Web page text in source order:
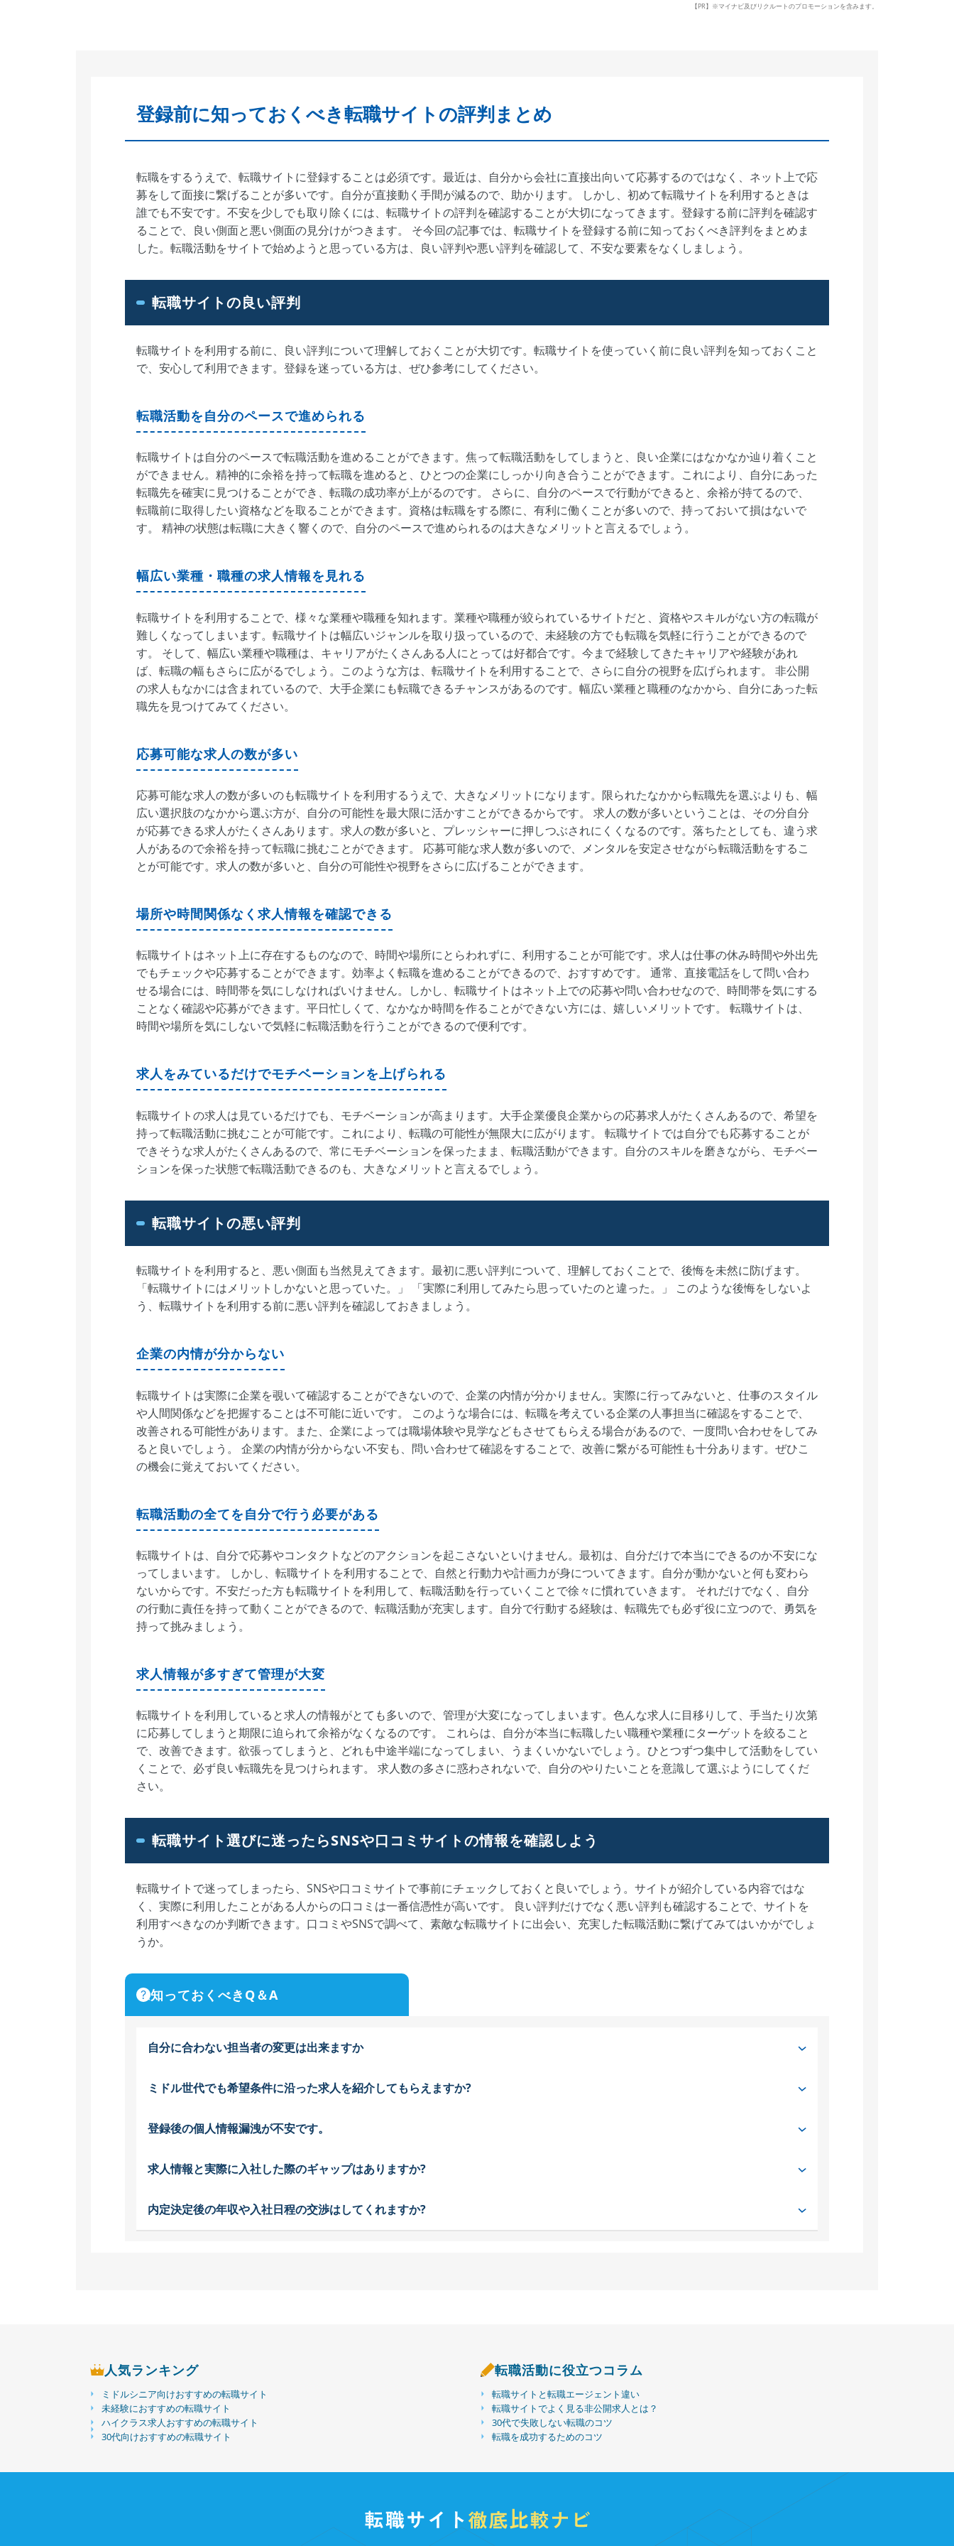
【PR】※マイナビ及びリクルートのプロモーションを含みます。
登録前に知っておくべき転職サイトの評判まとめ
転職をするうえで、転職サイトに登録することは必須です。最近は、自分から会社に直接出向いて応募するのではなく、ネット上で応
募をして面接に繋げることが多いです。自分が直接動く手間が減るので、助かります。 しかし、初めて転職サイトを利用するときは
誰でも不安です。不安を少しでも取り除くには、転職サイトの評判を確認することが大切になってきます。登録する前に評判を確認す
ることで、良い側面と悪い側面の見分けがつきます。 そ今回の記事では、転職サイトを登録する前に知っておくべき評判をまとめま
した。転職活動をサイトで始めようと思っている方は、良い評判や悪い評判を確認して、不安な要素をなくしましょう。
転職サイトの良い評判
転職サイトを利用する前に、良い評判について理解しておくことが大切です。転職サイトを使っていく前に良い評判を知っておくこと
で、安心して利用できます。登録を迷っている方は、ぜひ参考にしてください。
転職活動を自分のペースで進められる
転職サイトは自分のペースで転職活動を進めることができます。焦って転職活動をしてしまうと、良い企業にはなかなか辿り着くこと
ができません。精神的に余裕を持って転職を進めると、ひとつの企業にしっかり向き合うことができます。これにより、自分にあった
転職先を確実に見つけることができ、転職の成功率が上がるのです。 さらに、自分のペースで行動ができると、余裕が持てるので、
転職前に取得したい資格などを取ることができます。資格は転職をする際に、有利に働くことが多いので、持っておいて損はないで
す。 精神の状態は転職に大きく響くので、自分のペースで進められるのは大きなメリットと言えるでしょう。
幅広い業種・職種の求人情報を見れる
転職サイトを利用することで、様々な業種や職種を知れます。業種や職種が絞られているサイトだと、資格やスキルがない方の転職が
難しくなってしまいます。転職サイトは幅広いジャンルを取り扱っているので、未経験の方でも転職を気軽に行うことができるので
す。 そして、幅広い業種や職種は、キャリアがたくさんある人にとっては好都合です。今まで経験してきたキャリアや経験があれ
ば、転職の幅もさらに広がるでしょう。このような方は、転職サイトを利用することで、さらに自分の視野を広げられます。 非公開
の求人もなかには含まれているので、大手企業にも転職できるチャンスがあるのです。幅広い業種と職種のなかから、自分にあった転
職先を見つけてみてください。
応募可能な求人の数が多い
応募可能な求人の数が多いのも転職サイトを利用するうえで、大きなメリットになります。限られたなかから転職先を選ぶよりも、幅
広い選択肢のなかから選ぶ方が、自分の可能性を最大限に活かすことができるからです。 求人の数が多いということは、その分自分
が応募できる求人がたくさんあります。求人の数が多いと、プレッシャーに押しつぶされにくくなるのです。落ちたとしても、違う求
人があるので余裕を持って転職に挑むことができます。 応募可能な求人数が多いので、メンタルを安定させながら転職活動をするこ
とが可能です。求人の数が多いと、自分の可能性や視野をさらに広げることができます。
場所や時間関係なく求人情報を確認できる
転職サイトはネット上に存在するものなので、時間や場所にとらわれずに、利用することが可能です。求人は仕事の休み時間や外出先
でもチェックや応募することができます。効率よく転職を進めることができるので、おすすめです。 通常、直接電話をして問い合わ
せる場合には、時間帯を気にしなければいけません。しかし、転職サイトはネット上での応募や問い合わせなので、時間帯を気にする
ことなく確認や応募ができます。平日忙しくて、なかなか時間を作ることができない方には、嬉しいメリットです。 転職サイトは、
時間や場所を気にしないで気軽に転職活動を行うことができるので便利です。
求人をみているだけでモチベーションを上げられる
転職サイトの求人は見ているだけでも、モチベーションが高まります。大手企業優良企業からの応募求人がたくさんあるので、希望を
持って転職活動に挑むことが可能です。これにより、転職の可能性が無限大に広がります。 転職サイトでは自分でも応募することが
できそうな求人がたくさんあるので、常にモチベーションを保ったまま、転職活動ができます。自分のスキルを磨きながら、モチベー
ションを保った状態で転職活動できるのも、大きなメリットと言えるでしょう。
転職サイトの悪い評判
転職サイトを利用すると、悪い側面も当然見えてきます。最初に悪い評判について、理解しておくことで、後悔を未然に防げます。
「転職サイトにはメリットしかないと思っていた。」 「実際に利用してみたら思っていたのと違った。」 このような後悔をしないよ
う、転職サイトを利用する前に悪い評判を確認しておきましょう。
企業の内情が分からない
転職サイトは実際に企業を覗いて確認することができないので、企業の内情が分かりません。実際に行ってみないと、仕事のスタイル
や人間関係などを把握することは不可能に近いです。 このような場合には、転職を考えている企業の人事担当に確認をすることで、
改善される可能性があります。また、企業によっては職場体験や見学などもさせてもらえる場合があるので、一度問い合わせをしてみ
ると良いでしょう。 企業の内情が分からない不安も、問い合わせて確認をすることで、改善に繋がる可能性も十分あります。ぜひこ
の機会に覚えておいてください。
転職活動の全てを自分で行う必要がある
転職サイトは、自分で応募やコンタクトなどのアクションを起こさないといけません。最初は、自分だけで本当にできるのか不安にな
ってしまいます。 しかし、転職サイトを利用することで、自然と行動力や計画力が身についてきます。自分が動かないと何も変わら
ないからです。不安だった方も転職サイトを利用して、転職活動を行っていくことで徐々に慣れていきます。 それだけでなく、自分
の行動に責任を持って動くことができるので、転職活動が充実します。自分で行動する経験は、転職先でも必ず役に立つので、勇気を
持って挑みましょう。
求人情報が多すぎて管理が大変
転職サイトを利用していると求人の情報がとても多いので、管理が大変になってしまいます。色んな求人に目移りして、手当たり次第
に応募してしまうと期限に迫られて余裕がなくなるのです。 これらは、自分が本当に転職したい職種や業種にターゲットを絞ること
で、改善できます。欲張ってしまうと、どれも中途半端になってしまい、うまくいかないでしょう。ひとつずつ集中して活動をしてい
くことで、必ず良い転職先を見つけられます。 求人数の多さに惑わされないで、自分のやりたいことを意識して選ぶようにしてくだ
さい。
転職サイト選びに迷ったらSNSや口コミサイトの情報を確認しよう
転職サイトで迷ってしまったら、SNSや口コミサイトで事前にチェックしておくと良いでしょう。サイトが紹介している内容ではな
く、実際に利用したことがある人からの口コミは一番信憑性が高いです。 良い評判だけでなく悪い評判も確認することで、サイトを
利用すべきなのか判断できます。口コミやSNSで調べて、素敵な転職サイトに出会い、充実した転職活動に繋げてみてはいかがでしょ
うか。
知っておくべきQ＆A
自分に合わない担当者の変更は出来ますか
ミドル世代でも希望条件に沿った求人を紹介してもらえますか?
登録後の個人情報漏洩が不安です。
求人情報と実際に入社した際のギャップはありますか?
内定決定後の年収や入社日程の交渉はしてくれますか?
人気ランキング
ミドルシニア向けおすすめの転職サイト
未経験におすすめの転職サイト
ハイクラス求人おすすめの転職サイト
30代向けおすすめの転職サイト
転職活動に役立つコラム
転職サイトと転職エージェント違い
転職サイトでよく見る非公開求人とは？
30代で失敗しない転職のコツ
転職を成功するためのコツ